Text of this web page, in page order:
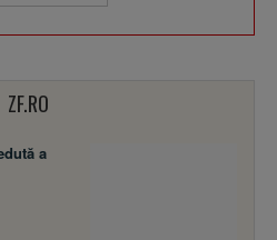
ZF.RO
a